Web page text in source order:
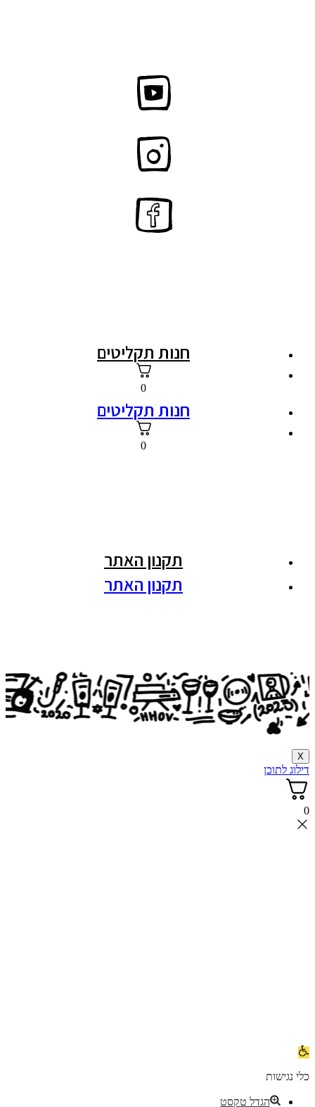
חנות תקליטים
0
חנות תקליטים
0
תקנון האתר
תקנון האתר
X
דילוג לתוכן
0
פתח
נגישות
כלי נגישות
הגדל טקסט